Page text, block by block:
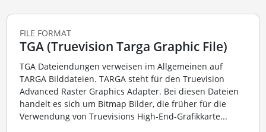
FILE FORMAT
TGA (Truevision Targa Graphic File)
TGA Dateiendungen verweisen im Allgemeinen auf
TARGA Bilddateien. TARGA steht für den Truevision
Advanced Raster Graphics Adapter. Bei diesen Dateien
handelt es sich um Bitmap Bilder, die früher für die
Verwendung von Truevisions High-End-Grafikkarte...